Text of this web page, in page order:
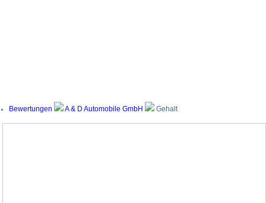
Bewertungen A & D Automobile GmbH Gehalt